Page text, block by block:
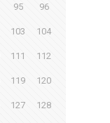
95 96
103 104
111 112
119 120
127 128